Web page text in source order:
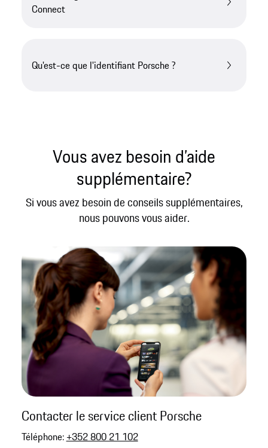
Connect
Qu'est-ce que l'identifiant Porsche ?
Vous avez besoin d’aide
supplémentaire?
Si vous avez besoin de conseils supplémentaires,
nous pouvons vous aider.
Contacter le service client Porsche
Téléphone: +352 800 21 102